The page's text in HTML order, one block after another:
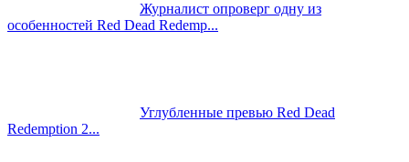
Журналист опроверг одну из
особенностей Red Dead Redemp...
Углубленные превью Red Dead
Redemption 2...